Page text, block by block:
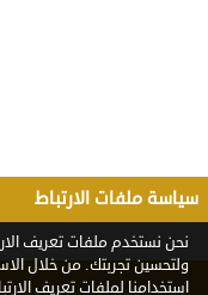
سياسة ملفات الارتباط
نحن نستخدم ملفات تعريف
ولتحسين تجربتك. من خلال
استخدامنا لملفات تعريف